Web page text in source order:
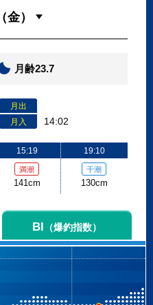
月齢23.7
月出
月入
14:02
15:19
満潮
141cm
19:10
干潮
130cm
BI （爆釣指数）